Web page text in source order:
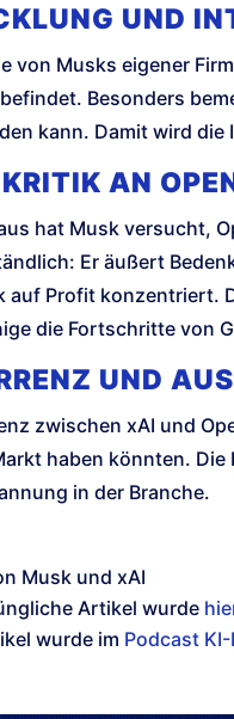
UND
von Musks eigener
Besonders
kann. Damit wird
AN
hat Musk versucht,
Er äußert
auf Profit konzentriert.
die Fortschritte von
UND
zwischen xAI und
haben könnten.
in der Branche.
Musk und xAI
Artikel wurde
wurde im Podcast